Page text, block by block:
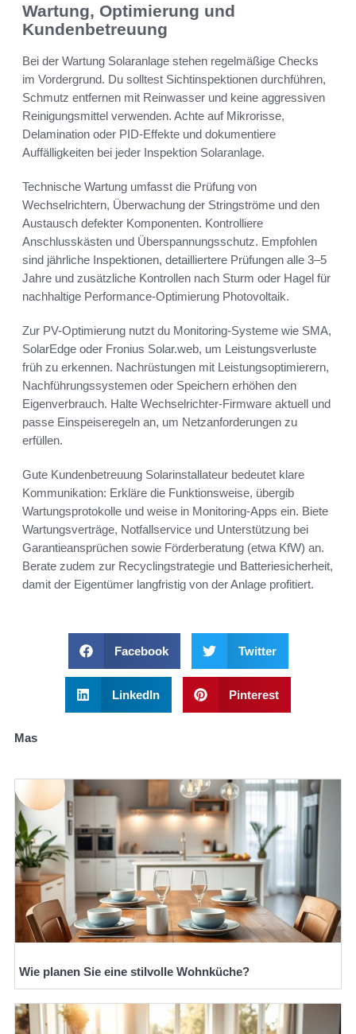
Wartung, Optimierung und
Kundenbetreuung
Bei der Wartung Solaranlage stehen regelmäßige Checks
im Vordergrund. Du solltest Sichtinspektionen durchführen,
Schmutz entfernen mit Reinwasser und keine aggressiven
Reinigungsmittel verwenden. Achte auf Mikrorisse,
Delamination oder PID-Effekte und dokumentiere
Auffälligkeiten bei jeder Inspektion Solaranlage.
Technische Wartung umfasst die Prüfung von
Wechselrichtern, Überwachung der Stringströme und den
Austausch defekter Komponenten. Kontrolliere
Anschlusskästen und Überspannungsschutz. Empfohlen
sind jährliche Inspektionen, detailliertere Prüfungen alle 3–5
Jahre und zusätzliche Kontrollen nach Sturm oder Hagel für
nachhaltige Performance-Optimierung Photovoltaik.
Zur PV-Optimierung nutzt du Monitoring-Systeme wie SMA,
SolarEdge oder Fronius Solar.web, um Leistungsverluste
früh zu erkennen. Nachrüstungen mit Leistungsoptimierern,
Nachführungssystemen oder Speichern erhöhen den
Eigenverbrauch. Halte Wechselrichter-Firmware aktuell und
passe Einspeiseregeln an, um Netzanforderungen zu
erfüllen.
Gute Kundenbetreuung Solarinstallateur bedeutet klare
Kommunikation: Erkläre die Funktionsweise, übergib
Wartungsprotokolle und weise in Monitoring-Apps ein. Biete
Wartungsverträge, Notfallservice und Unterstützung bei
Garantieansprüchen sowie Förderberatung (etwa KfW) an.
Berate zudem zur Recyclingstrategie und Batteriesicherheit,
damit der Eigentümer langfristig von der Anlage profitiert.
Facebook Twitter
LinkedIn Pinterest
Mas
Wie planen Sie eine stilvolle Wohnküche?